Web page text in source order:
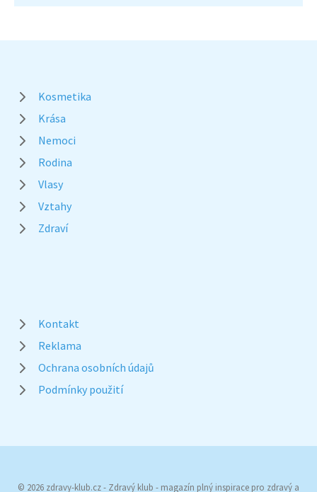
Kosmetika
Krása
Nemoci
Rodina
Vlasy
Vztahy
Zdraví
Kontakt
Reklama
Ochrana osobních údajů
Podmínky použití
© 2026 zdravy-klub.cz - Zdravý klub - magazín plný inspirace pro zdravý a